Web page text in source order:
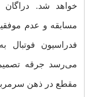
خواهد شد. دراگان
مسابقه و عدم
فدراسیون
می‌رسد جرقه
مقطع در ذهن